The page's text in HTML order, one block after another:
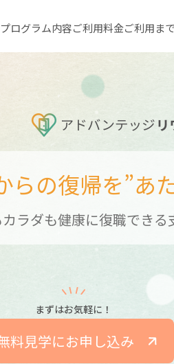
プログラム内容ご利用料金ご利用ま
らの復帰を”あ
ラダも健康に復職できる
まずはお気軽に！
料見学にお申し込み